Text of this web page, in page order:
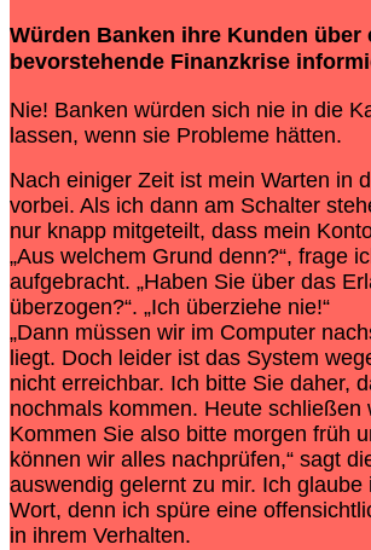
Würden Banken ihre Kunden über
bevorstehende Finanzkrise
Nie! Banken würden sich nie in die
lassen, wenn sie Probleme hätten.
Nach einiger Zeit ist mein Warten in
vorbei. Als ich dann am Schalter
nur knapp mitgeteilt, dass mein
„Aus welchem Grund denn?“, frage
aufgebracht. „Haben Sie über das
überzogen?“. „Ich überziehe nie!“
„Dann müssen wir im Computer
liegt. Doch leider ist das System
nicht erreichbar. Ich bitte Sie daher,
nochmals kommen. Heute schließen
Kommen Sie also bitte morgen früh
können wir alles nachprüfen,“ sagt
auswendig gelernt zu mir. Ich glaube
Wort, denn ich spüre eine
in ihrem Verhalten.